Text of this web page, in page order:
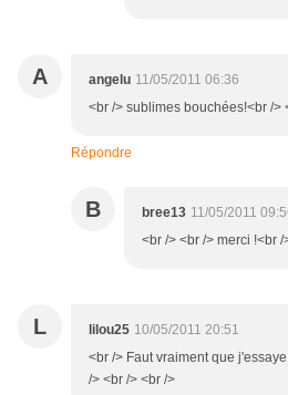
A angelu 11/05/2011 06:36
<br /> sublimes bouchées!<br />
Répondre
B bree13 11/05/2011
<br /> <br /> merci !<br
L lilou25 10/05/2011 20:51
<br /> Faut vraiment que
/> <br /> <br />